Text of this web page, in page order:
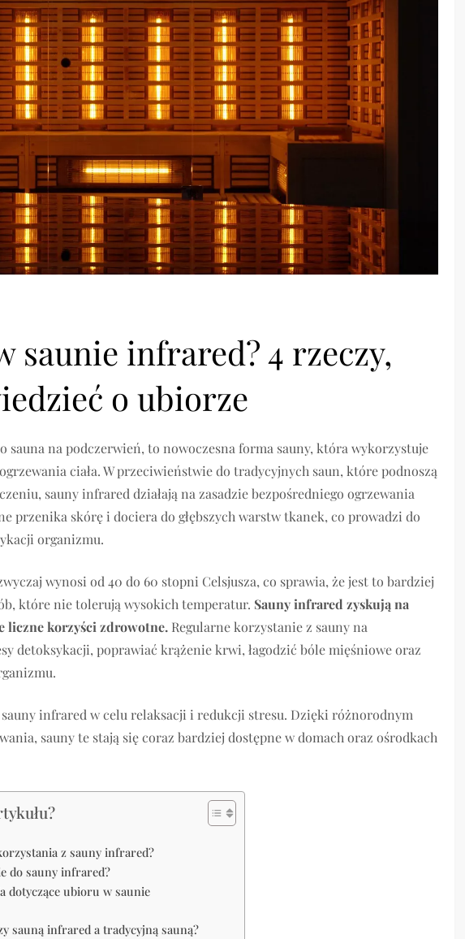
saunie infrared? 4 rzeczy,
o ubiorze
sauna na podczerwień, to nowoczesna forma sauny, która wykorzystuje
ciała. W przeciwieństwie do tradycyjnych saun, które podnoszą
sauny infrared działają na zasadzie bezpośredniego ogrzewania
przenika skórę i dociera do głębszych warstw tkanek, co prowadzi do
organizmu.
wynosi od 40 do 60 stopni Celsjusza, co sprawia, że jest to bardziej
które nie tolerują wysokich temperatur. Sauny infrared zyskują na
liczne korzyści zdrowotne. Regularne korzystanie z sauny na
detoksykacji, poprawiać krążenie krwi, łagodzić bóle mięśniowe oraz
infrared w celu relaksacji i redukcji stresu. Dzięki różnorodnym
sauny te stają się coraz bardziej dostępne w domach oraz ośrodkach
z sauny infrared?
do sauny infrared?
dotyczące ubioru w saunie
sauną infrared a tradycyjną sauną?